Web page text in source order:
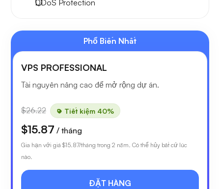
DDoS Protection
Phổ Biến Nhất
VPS PROFESSIONAL
Tài nguyên nâng cao để mở rộng dự án.
$26.22 Tiết kiệm 40%
$15.87 / tháng
Gia hạn với giá $15.87/tháng trong 2 năm. Có thể hủy bất cứ lúc
nào.
ĐẶT HÀNG